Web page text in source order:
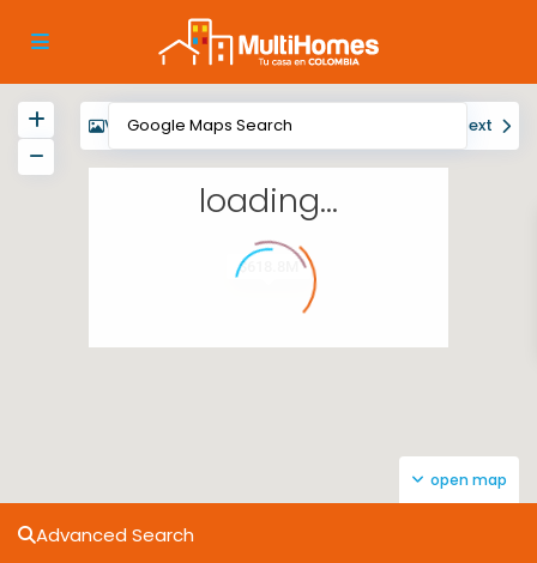
$618.8M
loading...
open map
View My Location Next
Advanced Search